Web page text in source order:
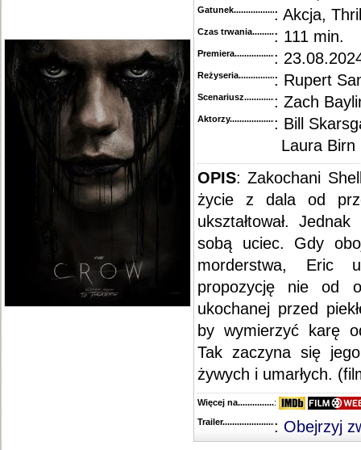
Gatunek...........................................
: Akcja,
Czas trwania......................................
: 111 min.
Premiera..........................................
:
Reżyseria........................................
: Rupert
Scenariusz........................................
: Zach
Aktorzy...........................................
: Bill
Laura Birn
OPIS: Zakochani
życie z dala od
ukształtował.
sobą uciec. Gdy
morderstwa, Eric
propozycję nie od
ukochanej przed
by wymierzyć karę
Tak zaczyna się
żywych i umarłych.
Więcej na........................................
:
Trailer...........................................
: Obejrzyj